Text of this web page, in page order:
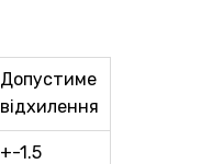
Допустиме
відхилення
+-1.5